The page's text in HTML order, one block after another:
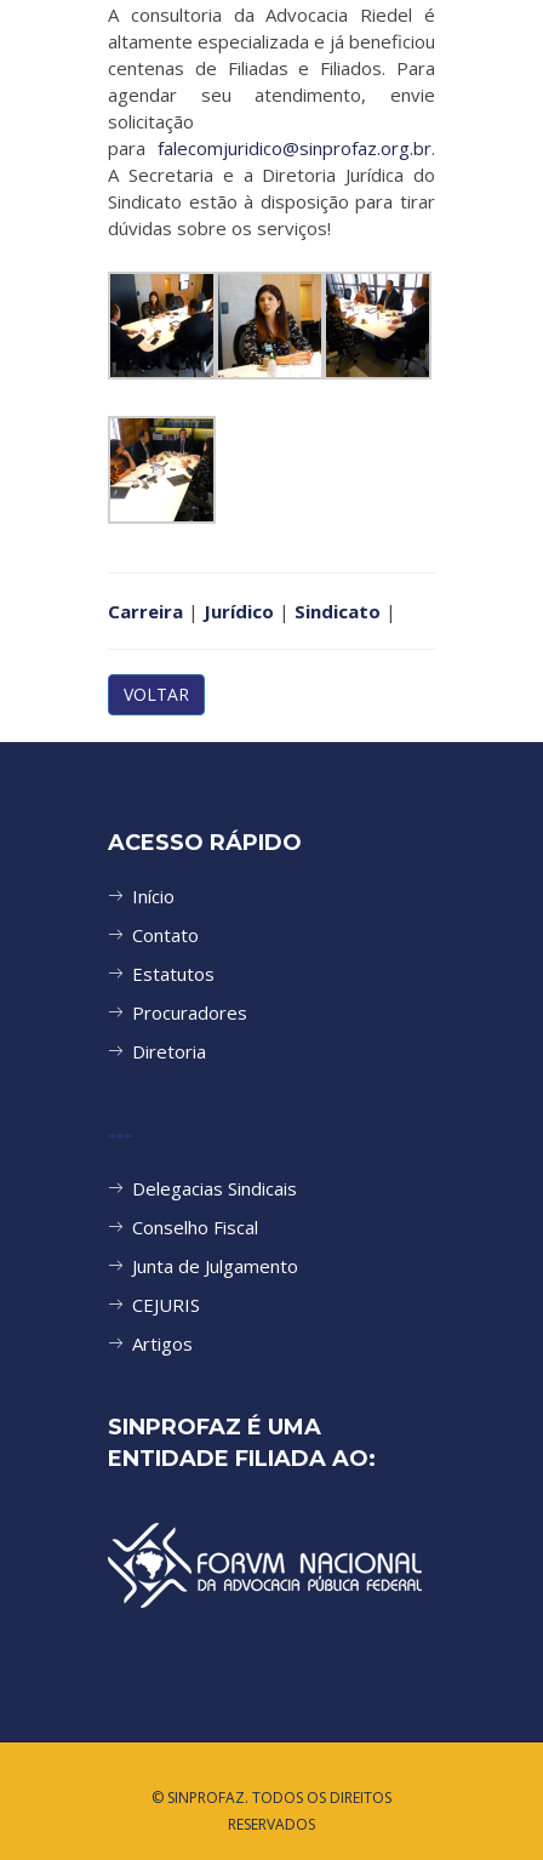
A consultoria da Advocacia Riedel é
altamente especializada e já beneficiou
centenas de Filiadas e Filiados. Para
agendar seu atendimento, envie
solicitação
para falecomjuridico@sinprofaz.org.br.
A Secretaria e a Diretoria Jurídica do
Sindicato estão à disposição para tirar
dúvidas sobre os serviços!
Carreira | Jurídico | Sindicato |
VOLTAR
ACESSO RÁPIDO
Início
Contato
Estatutos
Procuradores
Diretoria
---
Delegacias Sindicais
Conselho Fiscal
Junta de Julgamento
CEJURIS
Artigos
SINPROFAZ É UMA
ENTIDADE FILIADA AO:
© SINPROFAZ. TODOS OS DIREITOS
RESERVADOS